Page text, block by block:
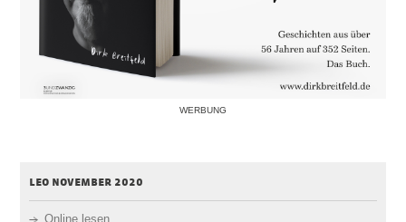
WERBUNG
leo november 2020
Online lesen